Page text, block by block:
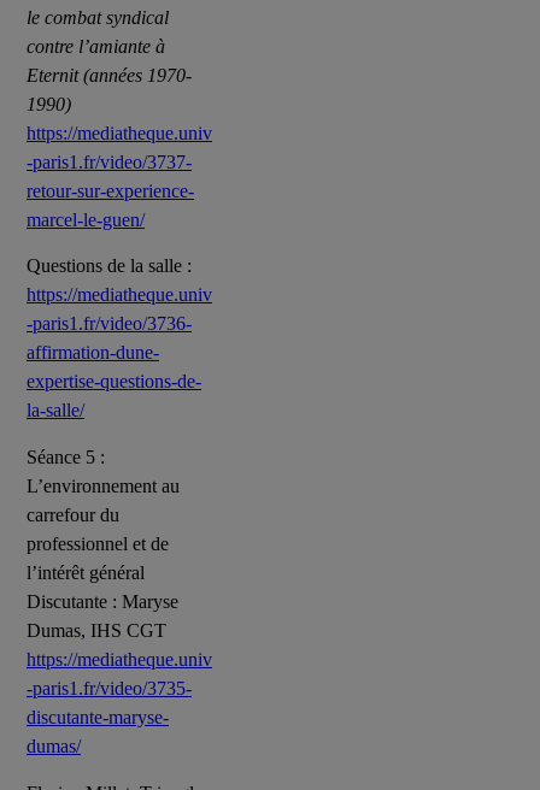
le combat syndical
contre l’amiante à
Eternit (années 1970-
1990)
https://mediatheque.univ
-paris1.fr/video/3737-
retour-sur-experience-
marcel-le-guen/
Questions de la salle :
https://mediatheque.univ
-paris1.fr/video/3736-
affirmation-dune-
expertise-questions-de-
la-salle/
Séance 5 :
L’environnement au
carrefour du
professionnel et de
l’intérêt général
Discutante : Maryse
Dumas, IHS CGT
https://mediatheque.univ
-paris1.fr/video/3735-
discutante-maryse-
dumas/